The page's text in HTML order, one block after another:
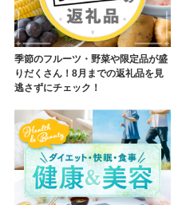
季節のフルーツ・野菜や限定品が盛
りだくさん！8月までの返礼品を見
逃さずにチェック！